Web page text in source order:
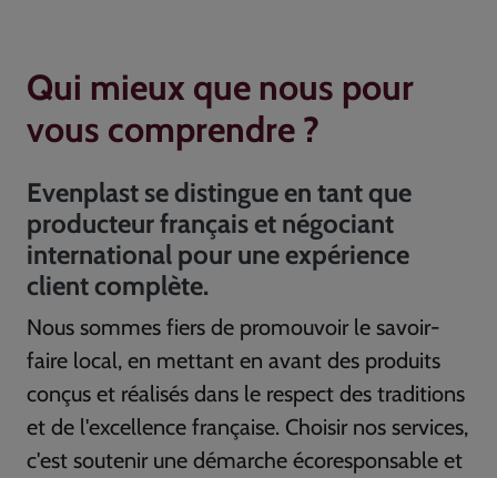
Qui mieux que nous pour
vous comprendre ?
Evenplast se distingue en tant que
producteur français et négociant
international pour une expérience
client complète.
Nous sommes fiers de promouvoir le savoir-
faire local, en mettant en avant des produits
conçus et réalisés dans le respect des traditions
et de l'excellence française. Choisir nos services,
c'est soutenir une démarche écoresponsable et